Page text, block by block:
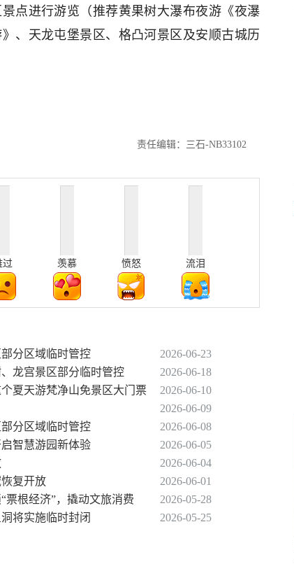
点进行游览（推荐黄果树大瀑布夜游《夜瀑
、天龙屯堡景区、格凸河景区及安顺古城历
责任编辑：三石-NB33102
过 羡慕 愤怒 流泪
分区域临时管控
2026-06-23
龙宫景区部分临时管控
2026-06-18
夏天游梵净山免景区大门票
2026-06-10
2026-06-09
分区域临时管控
2026-06-08
智慧游园新体验
2026-06-05
2026-06-04
复开放
2026-06-01
票根经济”，撬动文旅消费
2026-05-28
将实施临时封闭
2026-05-25